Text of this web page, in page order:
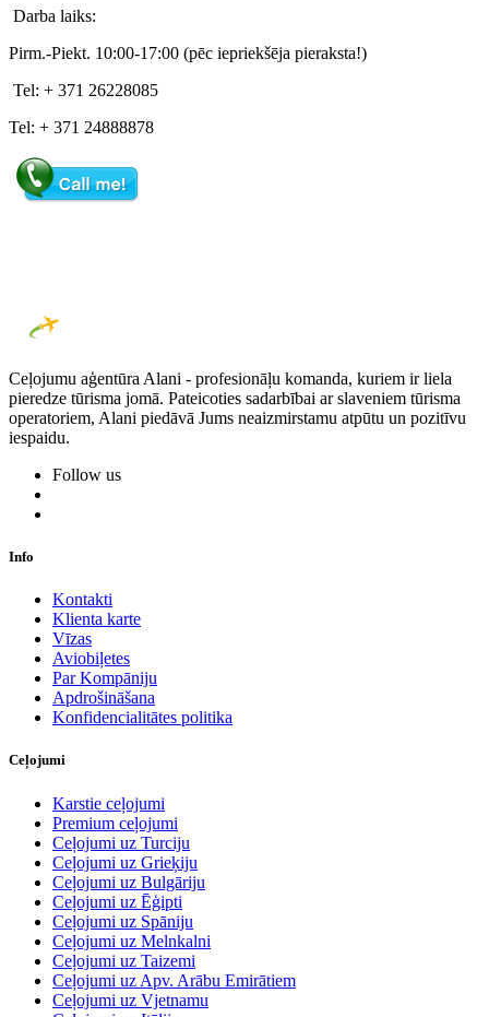
Darba laiks:
Pirm.-Piekt. 10:00-17:00 (pēc iepriekšēja pieraksta!)
Tel: + 371 26228085
Tel: + 371 24888878
Ceļojumu aģentūra Alani - profesionāļu komanda, kuriem ir liela
pieredze tūrisma jomā. Pateicoties sadarbībai ar slaveniem tūrisma
operatoriem, Alani piedāvā Jums neaizmirstamu atpūtu un pozitīvu
iespaidu.
Follow us
Info
Kontakti
Klienta karte
Vīzas
Aviobiļetes
Par Kompāniju
Apdrošināšana
Konfidencialitātes politika
Ceļojumi
Karstie ceļojumi
Premium ceļojumi
Ceļojumi uz Turciju
Ceļojumi uz Grieķiju
Ceļojumi uz Bulgāriju
Ceļojumi uz Ēģipti
Ceļojumi uz Spāniju
Ceļojumi uz Melnkalni
Ceļojumi uz Taizemi
Ceļojumi uz Apv. Arābu Emirātiem
Ceļojumi uz Vjetnamu